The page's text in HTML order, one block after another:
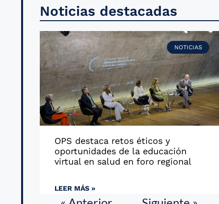
Noticias destacadas
NOTICIAS
OPS destaca retos éticos y
oportunidades de la educación
virtual en salud en foro regional
LEER MÁS »